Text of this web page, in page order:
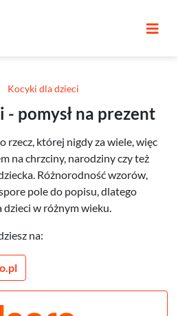
Kocyki dla dzieci
pomysł na prezent
rzecz, której nigdy za wiele, więc
na chrzciny, narodziny czy też
Różnorodność wzorów,
pole do popisu, dlatego
w różnym wieku.
na: